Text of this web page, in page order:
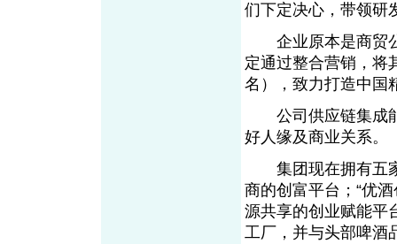
们下定决心，带领研
企业原本是商贸公
定通过整合营销，
名），致力打造中国
公司供应链集成能
好人缘及商业关系。
集团现在拥有五家
商的创富平台；“优
源共享的创业赋能平
工厂，并与头部啤酒